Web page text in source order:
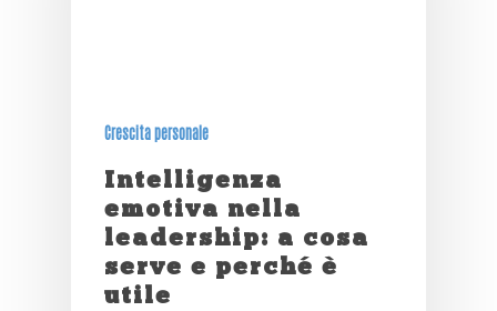
Crescita personale
Intelligenza
emotiva nella
leadership: a cosa
serve e perché è
utile